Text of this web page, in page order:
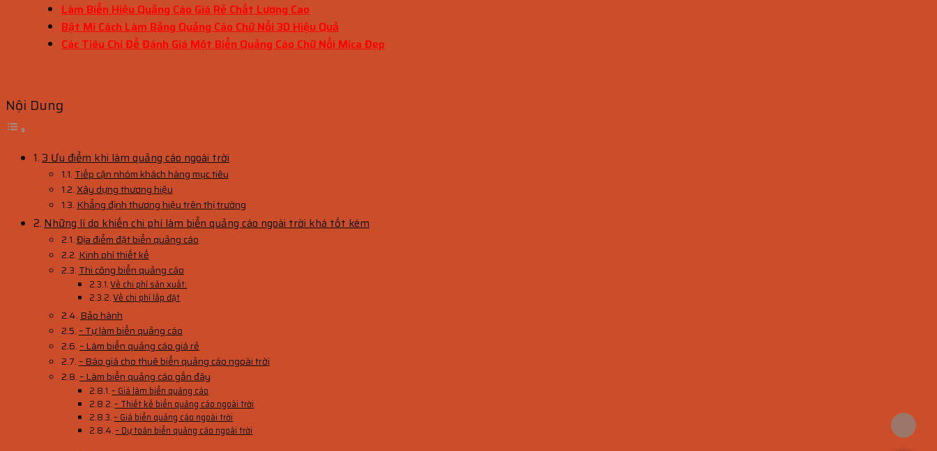
Làm Biển Hiệu Quảng Cáo Giá Rẻ Chất Lượng Cao
Bật Mí Cách Làm Bảng Quảng Cáo Chữ Nổi 3D Hiệu Quả
Các Tiêu Chí Để Đánh Giá Một Biển Quảng Cáo Chữ Nổi Mica Đẹp
Nội Dung
3 Ưu điểm khi làm quảng cáo ngoài trời
Tiếp cận nhóm khách hàng mục tiêu
Xây dựng thương hiệu
Khẳng định thương hiệu trên thị trường
Những lí do khiến chi phí làm biển quảng cáo ngoài trời khá tốt kém
Địa điểm đặt biển quảng cáo
Kinh phí thiết kế
Thi công biển quảng cáo
Về chi phí sản xuất:
Về chi phí lắp đặt
Bảo hành
– Tự làm biển quảng cáo
– Làm biển quảng cáo giá rẻ
– Báo giá cho thuê biển quảng cáo ngoài trời
– Làm biển quảng cáo gắn đây
– Giá làm biển quảng cáo
– Thiết kế biển quảng cáo ngoài trời
– Giá biển quảng cáo ngoài trời
– Dự toán biển quảng cáo ngoài trời